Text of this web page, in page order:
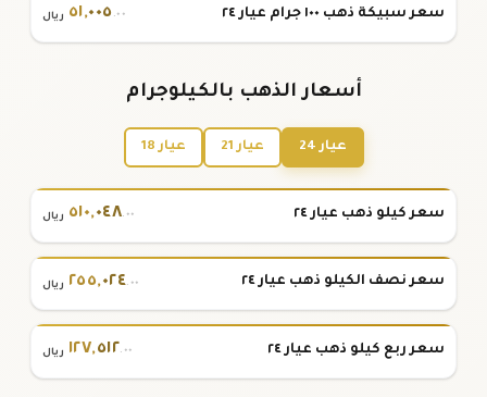
سعر سبيكة ذهب ١٠٠ جرام عيار ٢٤ ٥١,٠٠٥ .٠٠ ريال
أسعار الذهب بالكيلوجرام
عيار 24 عيار 21 عيار 18
سعر كيلو ذهب عيار ٢٤ ٥١٠,٠٤٨.٠٠ ريال
سعر نصف الكيلو ذهب عيار ٢٤ ٢٥٥,٠٢٤.٠٠ ريال
سعر ربع كيلو ذهب عيار ٢٤ ١٢٧,٥١٢.٠٠ ريال